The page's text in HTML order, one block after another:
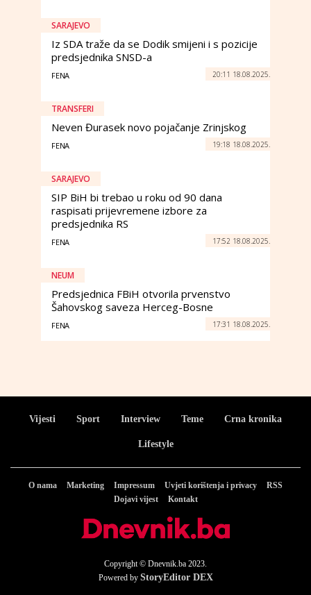
SARAJEVO
Iz SDA traže da se Dodik smijeni i s pozicije
predsjednika SNSD-a
FENA 20:11 18.08.2025.
TRANSFERI
Neven Đurasek novo pojačanje Zrinjskog
FENA 19:18 18.08.2025.
SARAJEVO
SIP BiH bi trebao u roku od 90 dana
raspisati prijevremene izbore za
predsjednika RS
FENA 17:52 18.08.2025.
NEUM
Predsjednica FBiH otvorila prvenstvo
Šahovskog saveza Herceg-Bosne
FENA 17:31 18.08.2025.
Vijesti Sport Interview Teme Crna kronika
Lifestyle
O nama Marketing Impressum Uvjeti korištenja i privacy
RSS
Dojavi vijest
Kontakt
Copyright © Dnevnik.ba 2023.
Powered by StoryEditor DEX